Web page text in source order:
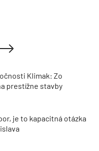
Klimak: Zo
prestížne stavby
je to kapacitná otázka